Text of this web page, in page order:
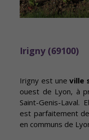
Irigny (69100)
Irigny est uneville
ouest de Lyon, à
Saint-Genis-Laval.
est parfaitement
en communs de